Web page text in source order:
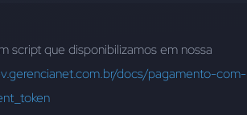
script que disponibilizamos em nossa
docs/pagamento-com-